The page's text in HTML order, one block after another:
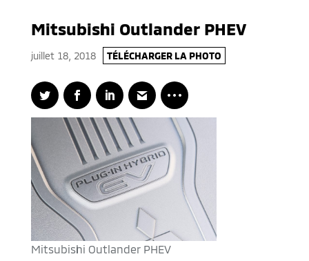
Mitsubishi Outlander PHEV
juillet 18, 2018 TÉLÉCHARGER LA PHOTO
Mitsubishi Outlander PHEV